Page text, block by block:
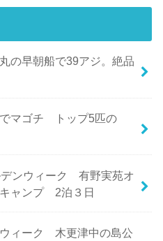
の早朝船で39アジ。絶品
でマゴチ トップ5匹の
デンウィーク 有野実苑オ
ャンプ 2泊３日
ウィーク 木更津中の島公